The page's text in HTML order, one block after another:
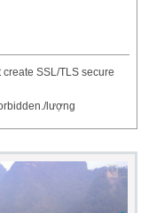
SSL/TLS secure
lượng